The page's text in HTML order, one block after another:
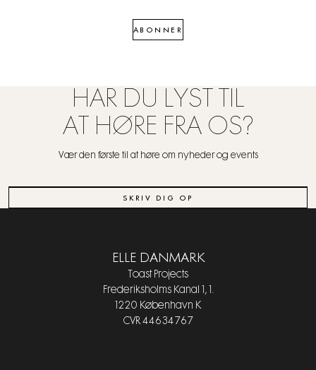
ABONNER
HAR DU LYST TIL
AT HØRE FRA OS?
Vær den første til at høre om nyheder og events
SKRIV DIG OP
ELLE DANMARK
Toast Projects
Frederiksholms Kanal 1, 1.
1220 København K
CVR 44634767